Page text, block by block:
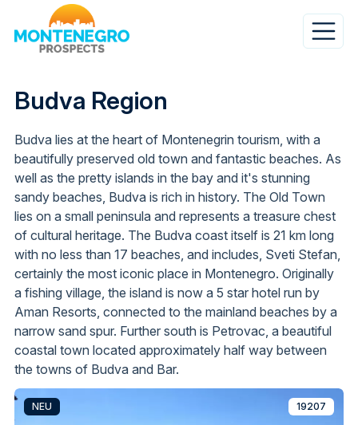
zum
Budva Region
Budva lies at the heart of Montenegrin tourism, with a
beautifully preserved old town and fantastic beaches. As
well as the pretty islands in the bay and it's stunning
sandy beaches, Budva is rich in history. The Old Town
lies on a small peninsula and represents a treasure chest
of cultural heritage. The Budva coast itself is 21 km long
with no less than 17 beaches, and includes, Sveti Stefan,
certainly the most iconic place in Montenegro. Originally
a fishing village, the island is now a 5 star hotel run by
Aman Resorts, connected to the mainland beaches by a
narrow sand spur. Further south is Petrovac, a beautiful
coastal town located approximately half way between
the towns of Budva and Bar.
NEU 19207